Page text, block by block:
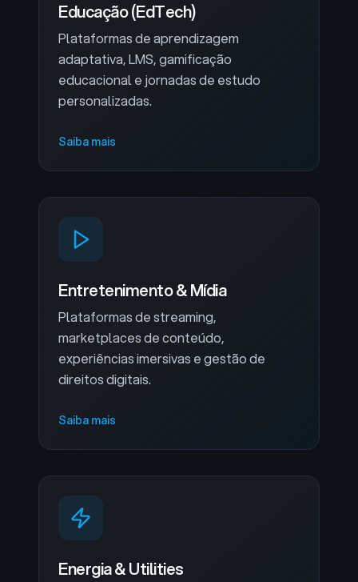
Educação (EdTech)
Plataformas de aprendizagem
adaptativa, LMS, gamificação
educacional e jornadas de estudo
personalizadas.
Saiba mais
Entretenimento & Mídia
Plataformas de streaming,
marketplaces de conteúdo,
experiências imersivas e gestão de
direitos digitais.
Saiba mais
Energia & Utilities